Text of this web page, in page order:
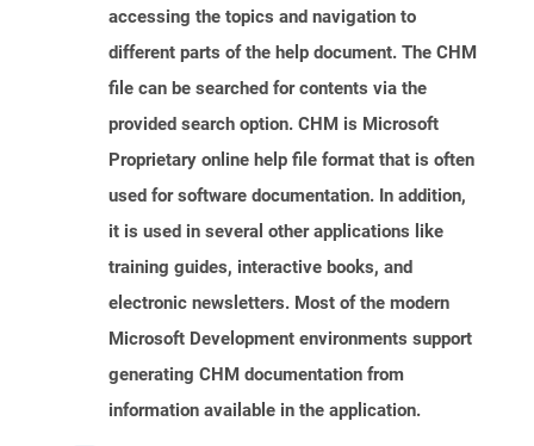
accessing the topics and navigation to
different parts of the help document. The CHM
file can be searched for contents via the
provided search option. CHM is Microsoft
Proprietary online help file format that is often
used for software documentation. In addition,
it is used in several other applications like
training guides, interactive books, and
electronic newsletters. Most of the modern
Microsoft Development environments support
generating CHM documentation from
information available in the application.